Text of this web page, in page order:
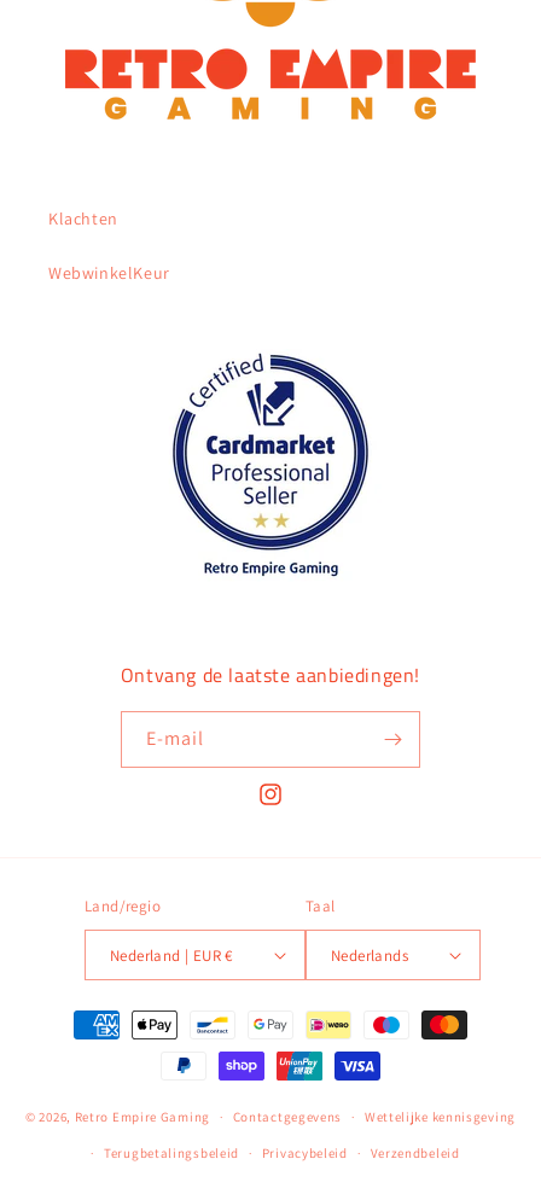
Klachten
WebwinkelKeur
Ontvang de laatste aanbiedingen!
E‑mail
Instagram
Land/regio
Nederland | EUR €
Taal
Nederlands
Betaalmethoden
© 2026, Retro Empire Gaming Contactgegevens Wettelijke kennisgeving
Terugbetalingsbeleid Privacybeleid Verzendbeleid